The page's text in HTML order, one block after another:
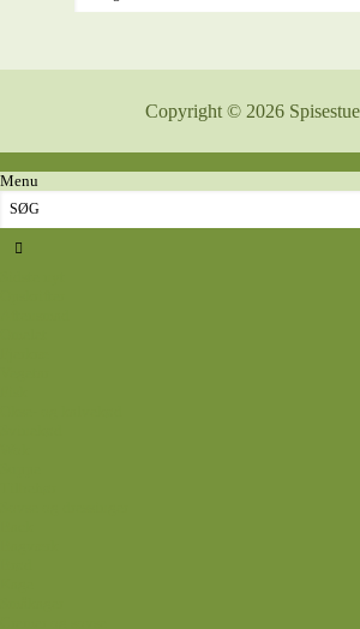
Copyright © 2026
Menu